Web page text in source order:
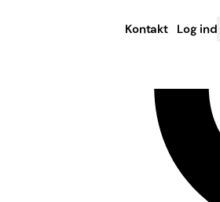
Kontakt Log ind